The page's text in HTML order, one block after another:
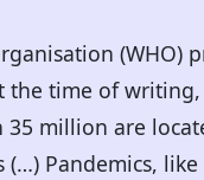
(WHO)
the time of
million are
Pandemics,